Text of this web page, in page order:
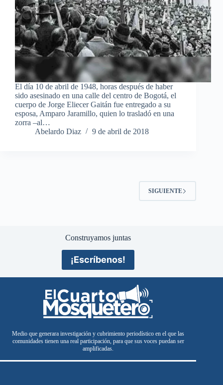
El día 10 de abril de 1948, horas después de haber
sido asesinado en una calle del centro de Bogotá, el
cuerpo de Jorge Eliecer Gaitán fue entregado a su
esposa, Amparo Jaramillo, quien lo trasladó en una
zorra –al…
Abelardo Diaz
9 de abril de 2018
SIGUIENTE
Construyamos juntas
¡Escríbenos!
Medio que generara investigación y cubrimiento periodístico en el que las
comunidades tienen una real participación, para que sus voces puedan ser
amplificadas.